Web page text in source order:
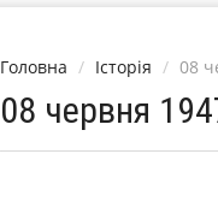
Головна Історія 08
08 червня